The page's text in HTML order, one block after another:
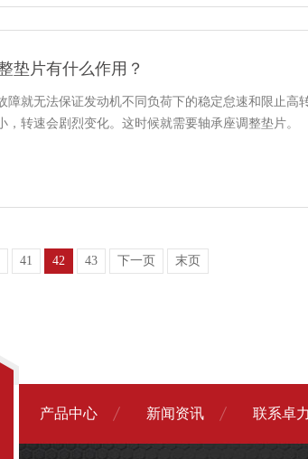
垫片有什么作用？
障就无法保证发动机不同负荷下的稳定怠速和限止高
，转速会剧烈变化。这时候就需要轴承座调整垫片。
41 42 43 下一页 末页
产品中心 新闻资讯 联系卓